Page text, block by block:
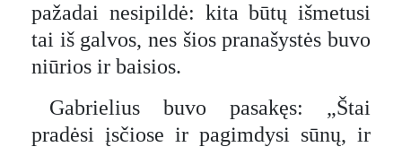
pažadai nesipildė: kita būtų išmetusi
tai iš galvos, nes šios pranašystės buvo
niūrios ir baisios.
Gabrielius buvo pasakęs: „Štai
pradėsi įsčiose ir pagimdysi sūnų, ir